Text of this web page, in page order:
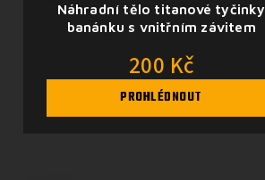
Náhradní tělo titanové tyčinky
banánku s vnitřním závitem
200 Kč
PROHLÉDNOUT